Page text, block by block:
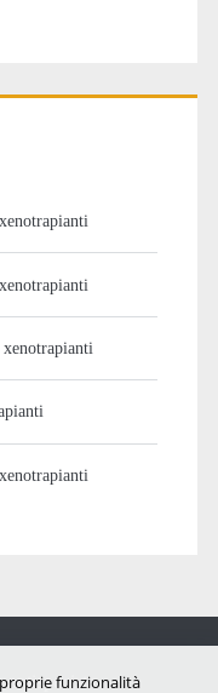
antispecistafunzionalità